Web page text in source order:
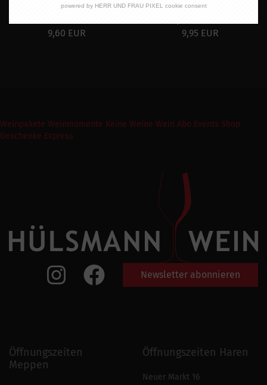
DOMAINE LA CROIX
9,60 EUR
DOMAINE BRUSSET
9,95 EUR
Weinpakete Weinmomente Keine Weine Wein Abo Events Shop
Geschenke Express
Newsletter abonnieren
Öffnungszeiten
Meppen
Öffnungszeiten Haren
Neuer Markt 16
powered by HERR UND FRAU PIXEL cookie consent